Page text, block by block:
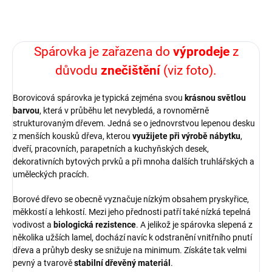
Spárovka je zařazena do výprodejez
důvodu znečištění(viz foto).
Borovicová spárovka je typická zejména svou krásnou světlou
barvou, která v průběhu let nevybledá, a rovnoměrně
strukturovaným dřevem. Jedná se o jednovrstvou lepenou desku
z menších kousků dřeva, kterou využijete při výrobě nábytku,
dveří, pracovních, parapetních a kuchyňských desek,
dekorativních bytových prvků a při mnoha dalších truhlářských a
uměleckých pracích.
Borové dřevo se obecně vyznačuje nízkým obsahem pryskyřice,
měkkostí a lehkostí. Mezi jeho přednosti patří také nízká tepelná
vodivost a biologická rezistence. A jelikož je spárovka slepená z
několika užších lamel, dochází navíc k odstranění vnitřního pnutí
dřeva a průhyb desky se snižuje na minimum. Získáte tak velmi
pevný a tvarověstabilní dřevěný materiál .